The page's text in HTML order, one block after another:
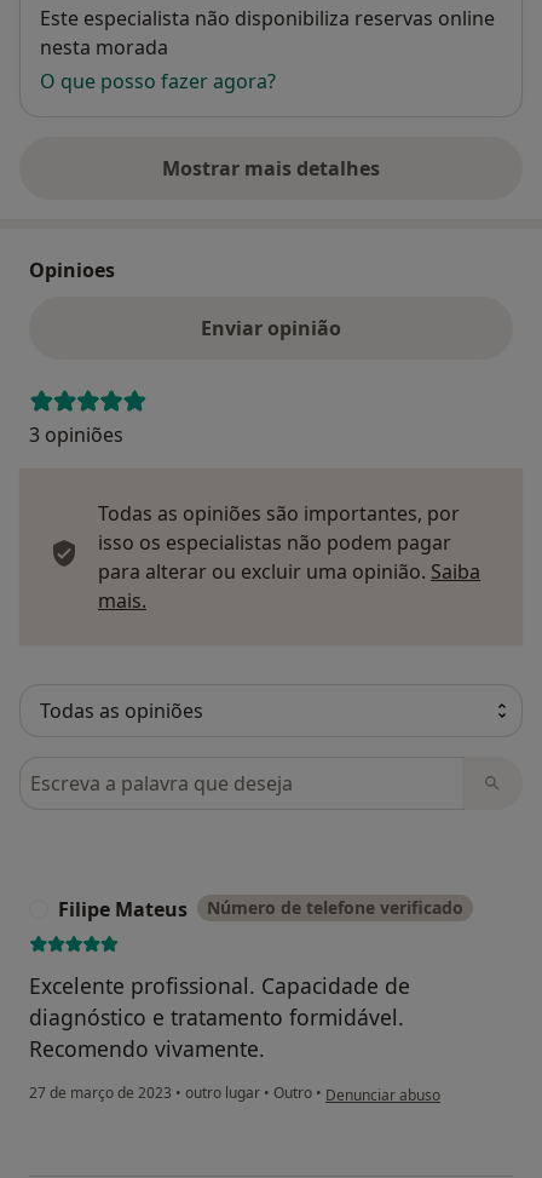
Disponibilidade
Este especialista não disponibiliza reservas online
nesta morada
O que posso fazer agora?
Mostrar mais detalhes
sobre o endereço
Opinioes
Enviar opinião
3 opiniões
Todas as opiniões são importantes, por
isso os especialistas não podem pagar
para alterar ou excluir uma opinião. Saiba
mais.
Pesquisar em opiniões
Filipe Mateus Número de telefone verificado
Excelente profissional. Capacidade de
diagnóstico e tratamento formidável.
Recomendo vivamente.
27 de março de 2023 • outro lugar • Outro • na opinião do utilizador Filipe
Denunciar abuso